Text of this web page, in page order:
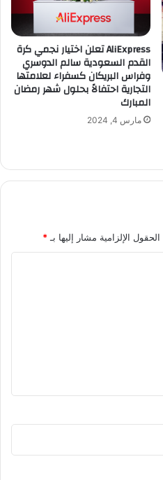
AliExpress تعلن اختيار نجمي كرة
القدم السعودية سالم الدوسري
وفراس البريكان كسفراء لعلامتها
التجارية احتفالاً بحلول شهر رمضان
المبارك
مارس 4, 2024
الحقول الإلزامية مشار إليها بـ*